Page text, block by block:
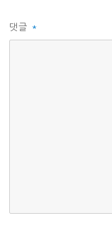
댓글 *